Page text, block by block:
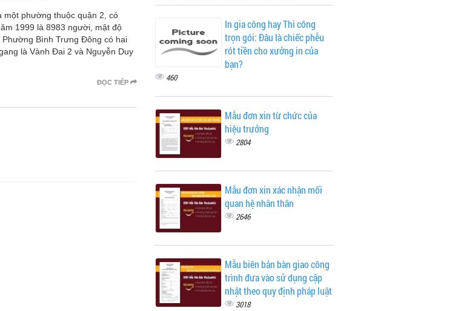
phường thuộc quận 2, có
1999 là 8983 người, mật độ
Bình Trưng Đông có hai
là Vành Đai 2 và Nguyễn Duy
ĐỌC TIẾP
In gia công hay Thi công
trọn gói: Đâu là chiếc phễu
rót tiền cho xưởng in của
bạn?
460
Mẫu đơn xin từ chức của
hiệu trưởng
2804
Mẫu đơn xin xác nhận mối
quan hệ nhân thân
2646
Mẫu biên bản bàn giao công
trình đưa vào sử dụng cập
nhật theo quy định pháp luật
3018